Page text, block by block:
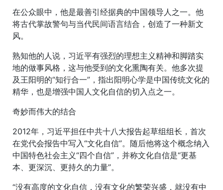
在公众眼中，他是最善引经据典的中国领导人之一。他
将古代掌故警句与当代民间语言结合，创造了一种新文
风。
熟知他的人说，习近平有强烈的理想主义精神和脚踏实
地的做事风格，这与他受到的文化熏陶有关。他多次提
及王阳明的“知行合一”，指出阳明心学是中国传统文化的
精华，也是增强中国人文化自信的切入点之一。
奇妙而伟大的结合
2012年，习近平担任中共十八大报告起草组组长，首次
在党代会报告中写入“文化自信”。随后他将这个概念纳入
中国特色社会主义“四个自信”，并称文化自信是“更基
本、更深沉、更持久的力量”。
“没有高度的文化自信，没有文化的繁荣兴盛，就没有中